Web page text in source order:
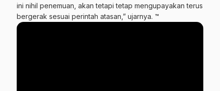
ini nihil penemuan, akan tetapi tetap mengupayakan terus
bergerak sesuai perintah atasan,” ujarnya. ™